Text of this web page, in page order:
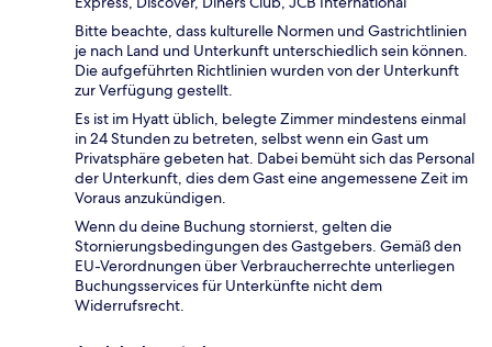
Bitte beachte, dass kulturelle Normen und Gastrichtlinien
je nach Land und Unterkunft unterschiedlich sein können.
Die aufgeführten Richtlinien wurden von der Unterkunft
zur Verfügung gestellt.
Es ist im Hyatt üblich, belegte Zimmer mindestens einmal
in 24 Stunden zu betreten, selbst wenn ein Gast um
Privatsphäre gebeten hat. Dabei bemüht sich das Personal
der Unterkunft, dies dem Gast eine angemessene Zeit im
Voraus anzukündigen.
Wenn du deine Buchung stornierst, gelten die
Stornierungsbedingungen des Gastgebers. Gemäß den
EU-Verordnungen über Verbraucherrechte unterliegen
Buchungsservices für Unterkünfte nicht dem
Widerrufsrecht.